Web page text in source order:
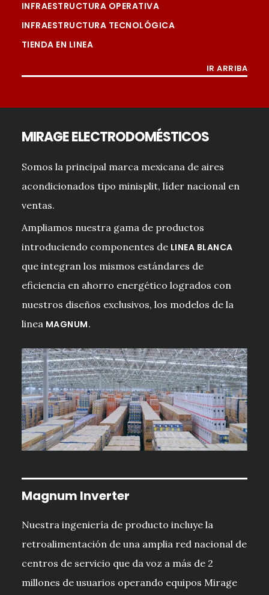
INFRAESTRUCTURA OPERATIVA
INFRAESTRUCTURA TECNOLÓGICA
TIENDA EN LINEA
IR ARRIBA
MIRAGE ELECTRODOMÉSTICOS
Somos la principal marca mexicana de aires
acondicionados tipo minisplit, líder nacional en
ventas.
Ampliamos nuestra gama de productos
introduciendo componentes de LINEA BLANCA
que integran los mismos estándares de
eficiencia en ahorro energético logrados con
nuestros diseños exclusivos, los modelos de la
linea MAGNUM.
Magnum Inverter
Nuestra ingeniería de producto incluye la
retroalimentación de una amplia red nacional de
centros de servicio que da voz a más de 2
millones de usuarios operando equipos Mirage